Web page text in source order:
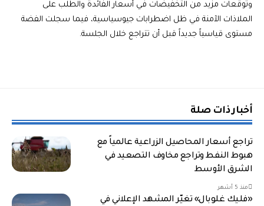
وتوقعات مزيد من التخفيضات في أسعار الفائدة والطلب على
الملاذات الآمنة في ظل اضطرابات جيوسياسية، فيما سجلت الفضة
مستوى قياسياً جديداً قبل أن تتراجع خلال الجلسة.
أخبار ذات صلة
تراجع أسعار المحاصيل الزراعية عالمياً مع
هبوط النفط وتراجع مخاوف التصعيد في
الشرق الأوسط
منذ 5 أشهر
«فليك غلوبال» تغيّر المشهد الإعلاني في